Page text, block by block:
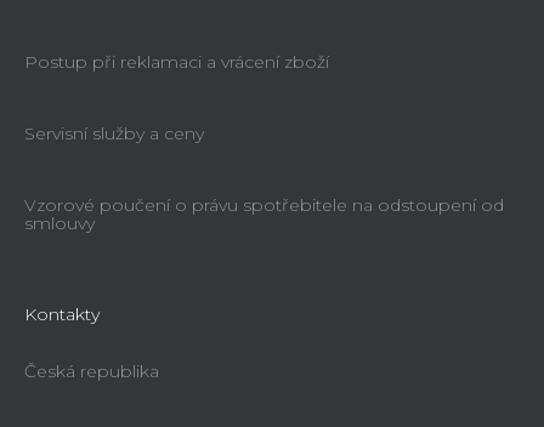
Postup při reklamaci a vrácení zboží
Servisní služby a ceny
Vzorové poučení o právu spotřebitele na odstoupení od
smlouvy
Kontakty
Česká republika